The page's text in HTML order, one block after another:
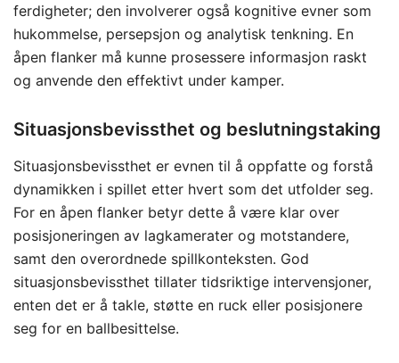
ferdigheter; den involverer også kognitive evner som
hukommelse, persepsjon og analytisk tenkning. En
åpen flanker må kunne prosessere informasjon raskt
og anvende den effektivt under kamper.
Situasjonsbevissthet og beslutningstaking
Situasjonsbevissthet er evnen til å oppfatte og forstå
dynamikken i spillet etter hvert som det utfolder seg.
For en åpen flanker betyr dette å være klar over
posisjoneringen av lagkamerater og motstandere,
samt den overordnede spillkonteksten. God
situasjonsbevissthet tillater tidsriktige intervensjoner,
enten det er å takle, støtte en ruck eller posisjonere
seg for en ballbesittelse.